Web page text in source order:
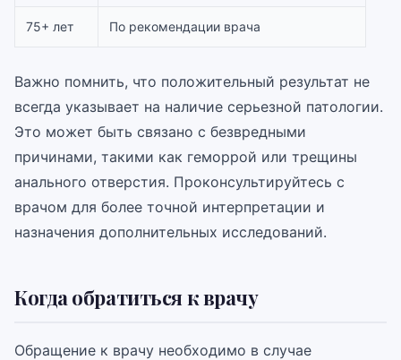
75+ лет По рекомендации врача
Важно помнить, что положительный результат не
всегда указывает на наличие серьезной патологии.
Это может быть связано с безвредными
причинами, такими как геморрой или трещины
анального отверстия. Проконсультируйтесь с
врачом для более точной интерпретации и
назначения дополнительных исследований.
Когда обратиться к врачу
Обращение к врачу необходимо в случае